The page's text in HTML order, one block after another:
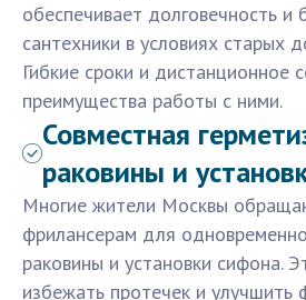
обеспечивает долговечность и
сантехники в условиях старых
Гибкие сроки и дистанционное
преимущества работы с ними.
Совместная
раковины и
Многие жители Москвы
фрилансерам для
раковины и установки сифона.
избежать протечек и улучшить